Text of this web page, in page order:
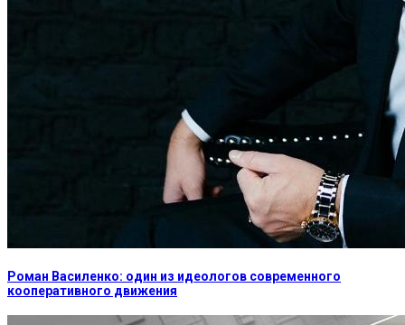
Роман Василенко: один из идеологов современного
кооперативного движения